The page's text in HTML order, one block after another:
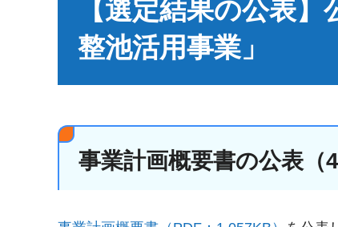
【選定結果の公表
整池活用事業」
事業計画概要書の公表（4